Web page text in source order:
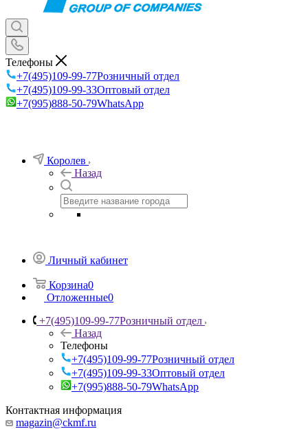
Телефоны
+7(495)109-99-77Розничный отдел
+7(495)109-99-33Оптовый отдел
+7(995)888-50-79WhatsApp
Королев
Назад
Личный кабинет
Корзина0
Отложенные0
+7(495)109-99-77Розничный отдел
Назад
Телефоны
+7(495)109-99-77Розничный отдел
+7(495)109-99-33Оптовый отдел
+7(995)888-50-79WhatsApp
Контактная информация
magazin@ckmf.ru